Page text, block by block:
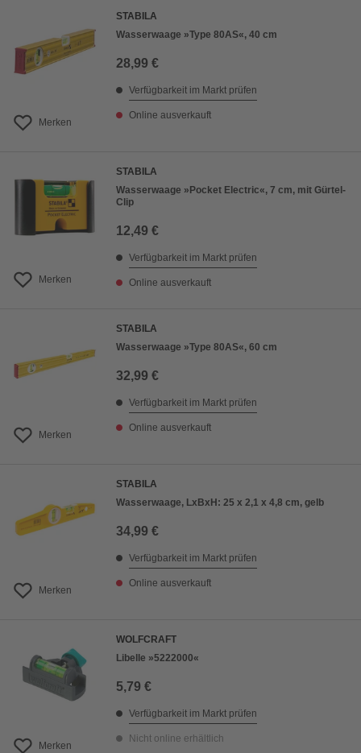
Merken
STABILA
Wasserwaage »Type 80AS«, 40 cm
28,99 €
Verfügbarkeit im Markt prüfen
Online ausverkauft
Merken
STABILA
Wasserwaage »Pocket Electric«, 7 cm, mit Gürtel-
Clip
12,49 €
Verfügbarkeit im Markt prüfen
Online ausverkauft
Merken
STABILA
Wasserwaage »Type 80AS«, 60 cm
32,99 €
Verfügbarkeit im Markt prüfen
Online ausverkauft
Merken
STABILA
Wasserwaage, LxBxH: 25 x 2,1 x 4,8 cm, gelb
34,99 €
Verfügbarkeit im Markt prüfen
Online ausverkauft
Merken
WOLFCRAFT
Libelle »5222000«
5,79 €
Verfügbarkeit im Markt prüfen
Nicht online erhältlich